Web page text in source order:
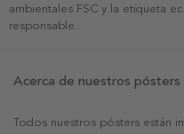
ambientales FSC y la etiqueta
responsable.
Acerca de nuestros pósters
Todos nuestros pósters están